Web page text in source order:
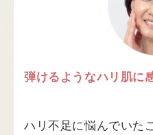
弾けるようなハリ肌に
ハリ不足に悩んでいた